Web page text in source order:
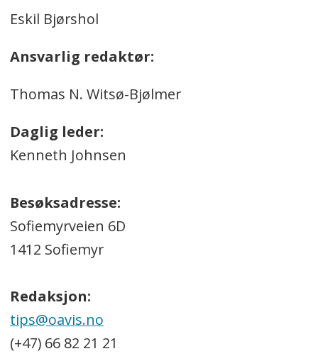
Eskil Bjørshol
Ansvarlig redaktør:
Thomas N. Witsø-Bjølmer
Daglig leder:
Kenneth Johnsen
Besøksadresse:
Sofiemyrveien 6D
1412 Sofiemyr
Redaksjon:
tips@oavis.no
(+47) 66 82 21 21